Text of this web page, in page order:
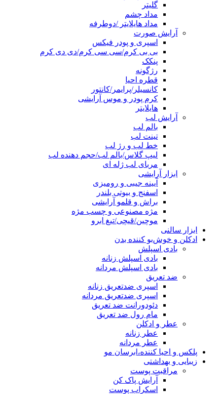
گلیتر
مداد چشم
مداد هایلایتر /دوطرفه
آرایش صورت
اسپری و پودر فیکس
بی بی کرم/سی سی کرم/دی دی کرم
پنکک
رژگونه
قطره احیا
کانسیلر/پرایمر/کانتور
کرم پودر و موس آرایشی
هایلایتر
آرایش لب
بالم لب
تینت لب
خط لب و رژ لب
لیپ گلاس/بالم لب/حجم دهنده لب
مربای لب ژله ای
ابزار آرایشی
آیینه جیبی و رومیزی
اسفنج و بیوتی بلندر
براش و قلمو آرایشی
مژه مصنوعی و چسب مژه
موچین/قیچی/تیغ ابرو
ابزار سالنی
ادکلن و خوش‌بو کننده بدن
بادی اسپلش
بادی اسپلش زنانه
بادی اسپلش مردانه
ضد تعریق
اسپری ضدتعریق زنانه
اسپری ضدتعریق مردانه
دئودورانت ضد تعریق
مام رول ضد تعریق
عطر و ادکلن
عطر زنانه
عطر مردانه
پلکس و احیا کننده،ابرسان مو
زیبایی و بهداشتی
مراقبت پوست
آرایش پاک کن
اسکراب پوست